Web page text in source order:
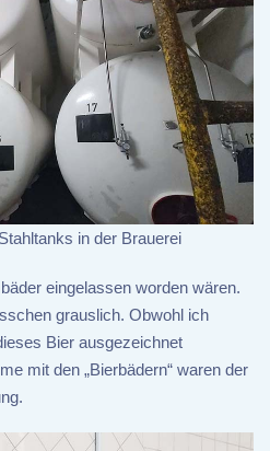
in der Brauerei
eingelassen worden wären.
grauslich. Obwohl ich
Bier ausgezeichnet
mit den „Bierbädern“ waren der